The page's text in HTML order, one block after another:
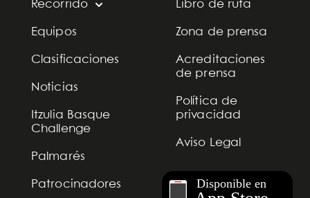
Recorrido
Equipos
Clasificaciones
Noticias
Itzulia Basque
Challenge
Palmarés
Patrocinadores
Libro de ruta
Zona de prensa
Acreditaciones
de prensa
Política de
privacidad
Aviso Legal